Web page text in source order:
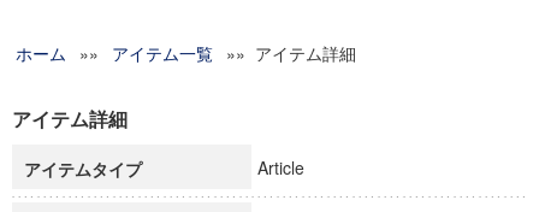
グローバルリサーチインスティテュート
科学研究費補助金研究成果報告書
慶應義塾大学グローバルCOEプログラム市民社会ガバナンス
慶應義塾大学グローバルCOEプログラム論理と感性の先端的
ホーム »» アイテム一覧 »» アイテム詳細
アイテム詳細
アイテムタイプ Article